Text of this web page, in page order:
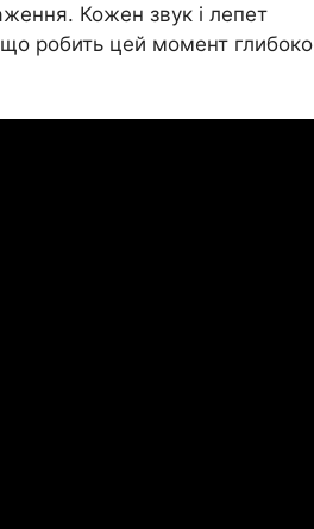
Кожен звук і лепет
робить цей момент глибоко